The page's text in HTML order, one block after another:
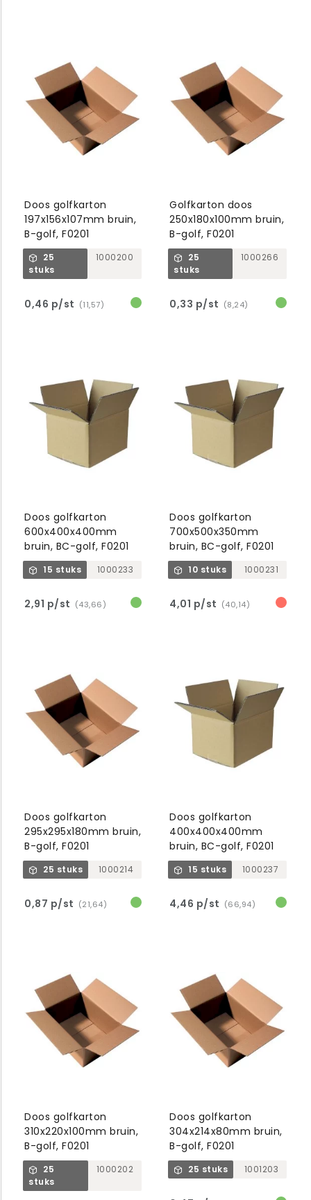
Doos golfkarton
197x156x107mm bruin,
B-golf, F0201
25
stuks
1000200
0,46 p/st (11,57)
Golfkarton doos
250x180x100mm bruin,
B-golf, F0201
25
stuks
1000266
0,33 p/st (8,24)
Doos golfkarton
600x400x400mm
bruin, BC-golf, F0201
15 stuks 1000233
2,91 p/st (43,66)
Doos golfkarton
700x500x350mm
bruin, BC-golf, F0201
10 stuks 1000231
4,01 p/st (40,14)
Doos golfkarton
295x295x180mm bruin,
B-golf, F0201
25 stuks 1000214
0,87 p/st (21,64)
Doos golfkarton
400x400x400mm
bruin, BC-golf, F0201
15 stuks 1000237
4,46 p/st (66,94)
Doos golfkarton
310x220x100mm bruin,
B-golf, F0201
25
stuks
1000202
Doos golfkarton
304x214x80mm bruin,
B-golf, F0201
25 stuks 1001203